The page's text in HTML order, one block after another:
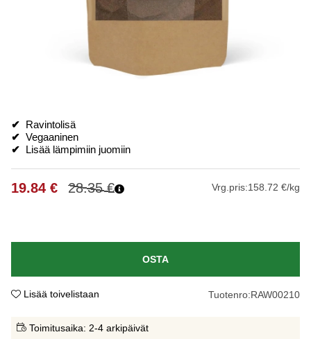
✔
Ravintolisä
✔ Vegaaninen
✔ Lisää lämpimiin juomiin
28.35€
19.84 € Vrg.pris:158.72 €/kg
OSTA
Lisää toivelistaan Tuotenro:RAW00210
Toimitusaika: 2-4 arkipäivät